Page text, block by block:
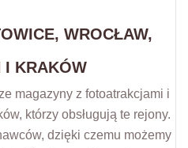
WROCŁAW,
I KRAKÓW
magazyny z fotoatrakcjami i
którzy obsługują te rejony.
dzięki czemu możemy